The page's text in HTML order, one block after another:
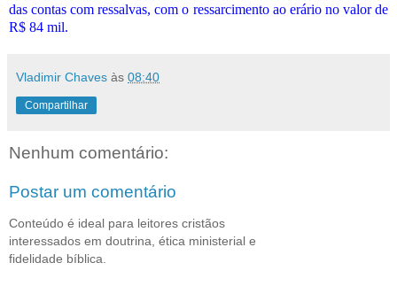
das contas com ressalvas, com o ressarcimento ao erário no valor de
R$ 84 mil.
Vladimir Chaves às 08:40
Compartilhar
Nenhum comentário:
Postar um comentário
Conteúdo é ideal para leitores cristãos
interessados em doutrina, ética ministerial e
fidelidade bíblica.